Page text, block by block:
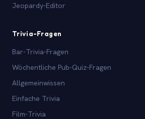
Jeopardy-Editor
Trivia-Fragen
Bar-Trivia-Fragen
Wöchentliche Pub-Quiz-Fragen
Allgemeinwissen
Einfache Trivia
Film-Trivia